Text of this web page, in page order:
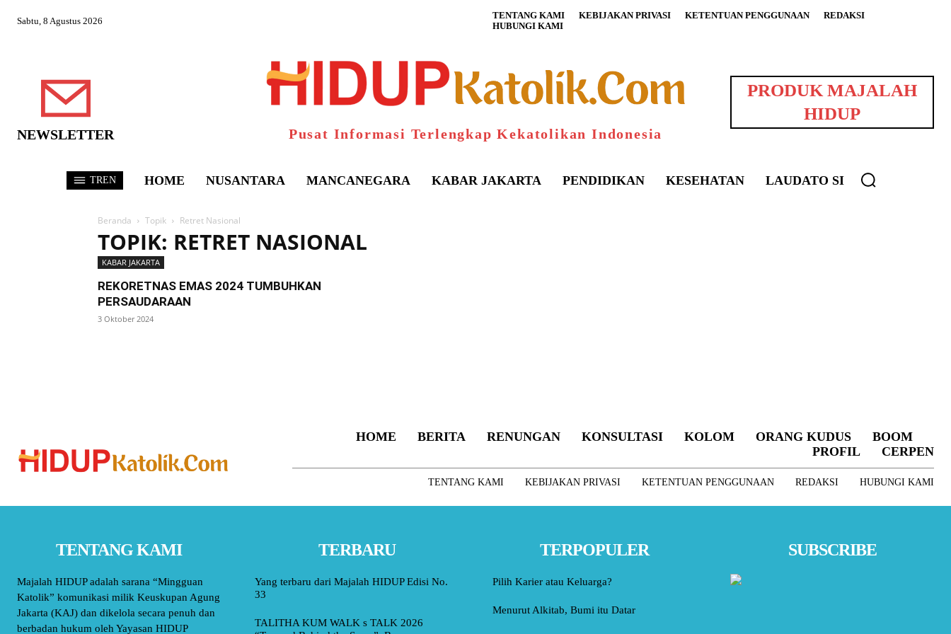
Sabtu, 8 Agustus 2026 TENTANG KAMI KEBIJAKAN PRIVASI KETENTUAN PENGGUNAAN
REDAKSI
HUBUNGI KAMI
NEWSLETTER Pusat Informasi Terlengkap Kekatolikan Indonesia
PRODUK MAJALAH
HIDUP
TREN HOME NUSANTARA MANCANEGARA KABAR JAKARTA PENDIDIKAN KESEHATAN LAUDATO SI
Beranda Topik Retret Nasional
TOPIK: RETRET NASIONAL
KABAR JAKARTA
REKORETNAS EMAS 2024 TUMBUHKAN
PERSAUDARAAN
3 Oktober 2024
HOME BERITA RENUNGAN KONSULTASI KOLOM ORANG KUDUS
BOOM
PROFIL
CERPEN
TENTANG KAMI KEBIJAKAN PRIVASI KETENTUAN PENGGUNAAN REDAKSI HUBUNGI KAMI
TENTANG KAMI
Majalah HIDUP adalah sarana “Mingguan
Katolik” komunikasi milik Keuskupan Agung
Jakarta (KAJ) dan dikelola secara penuh dan
berbadan hukum oleh Yayasan HIDUP
TERBARU
Yang terbaru dari Majalah HIDUP Edisi No.
33
TALITHA KUM WALK s TALK 2026
TERPOPULER
Pilih Karier atau Keluarga?
Menurut Alkitab, Bumi itu Datar
SUBSCRIBE